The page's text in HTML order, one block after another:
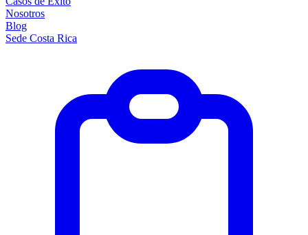
Nosotros
Blog
Sede Costa Rica